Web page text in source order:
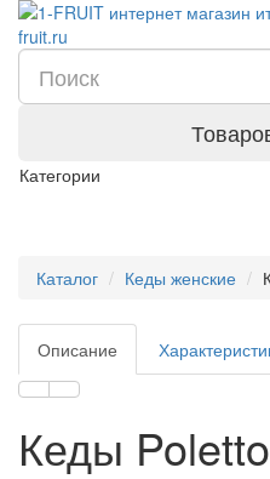
Категории
Каталог Кеды женские
Описание
Кеды